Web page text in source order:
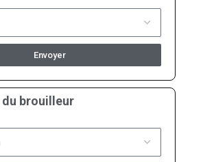
Envoyer
brouilleur